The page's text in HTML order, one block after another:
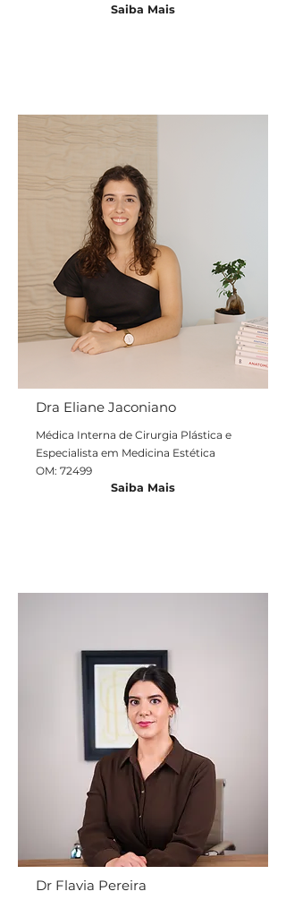
Saiba Mais
Dra Eliane Jaconiano
Médica Interna de Cirurgia Plástica e
Especialista em Medicina Estética
OM: 72499
Saiba Mais
Dr Flavia Pereira